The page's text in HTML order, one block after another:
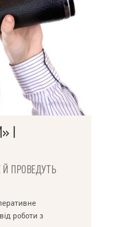
так і під орендний
придбати
серці Харкова.
покажемо квартиру!
Й ПРОВЕДУТЬ
роботи з